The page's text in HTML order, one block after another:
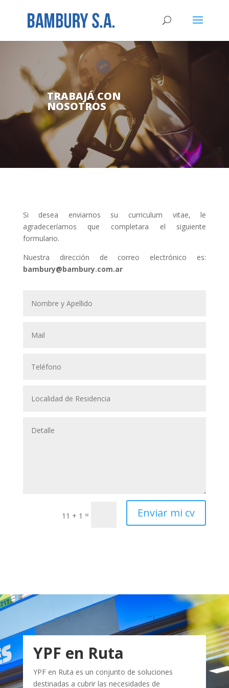
TRABAJÁ CON
NOSOTROS
Si desea enviarnos su curriculum vitae, le
agradeceríamos que completara el siguiente
formulario.
Nuestra dirección de correo electrónico es:
bambury@bambury.com.ar
11 + 1 = Enviar mi cv
YPF en Ruta
YPF en Ruta es un conjunto de soluciones
destinadas a cubrir las necesidades de